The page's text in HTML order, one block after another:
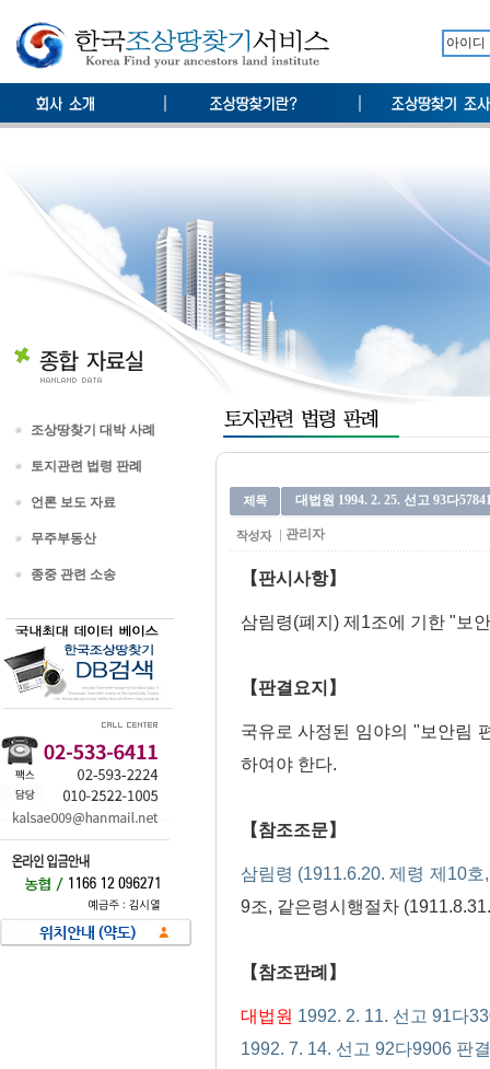
조상땅찾기 대박 사례
토지관련 법령 판례
언론 보도 자료
무주부동산
종중 관련 소송
대법원 1994. 2. 25. 선고 93다
관리자
【판시사항】
삼림령(폐지) 제1조에 기한 "보
【판결요지】
국유로 사정된 임야의 "보안림
하여야 한다.
【참조조문】
삼림령 (1911.6.20. 제령 제10호
9조, 같은령시행절차
【참조판례】
대법원 1992. 2. 11. 선고 91다
1992. 7. 14. 선고 92다9906 판